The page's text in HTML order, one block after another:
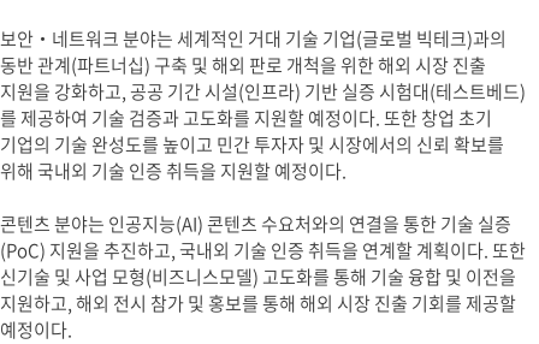
보안‧네트워크 분야는 세계적인 거대 기술 기업(글로벌 빅테크)과의
동반 관계(파트너십) 구축 및 해외 판로 개척을 위한 해외 시장 진출
지원을 강화하고, 공공 기간 시설(인프라) 기반 실증 시험대(테스트베드)
를 제공하여 기술 검증과 고도화를 지원할 예정이다. 또한 창업 초기
기업의 기술 완성도를 높이고 민간 투자자 및 시장에서의 신뢰 확보를
위해 국내외 기술 인증 취득을 지원할 예정이다.
콘텐츠 분야는 인공지능(AI) 콘텐츠 수요처와의 연결을 통한 기술 실증
(PoC) 지원을 추진하고, 국내외 기술 인증 취득을 연계할 계획이다. 또한
신기술 및 사업 모형(비즈니스모델) 고도화를 통해 기술 융합 및 이전을
지원하고, 해외 전시 참가 및 홍보를 통해 해외 시장 진출 기회를 제공할
예정이다.